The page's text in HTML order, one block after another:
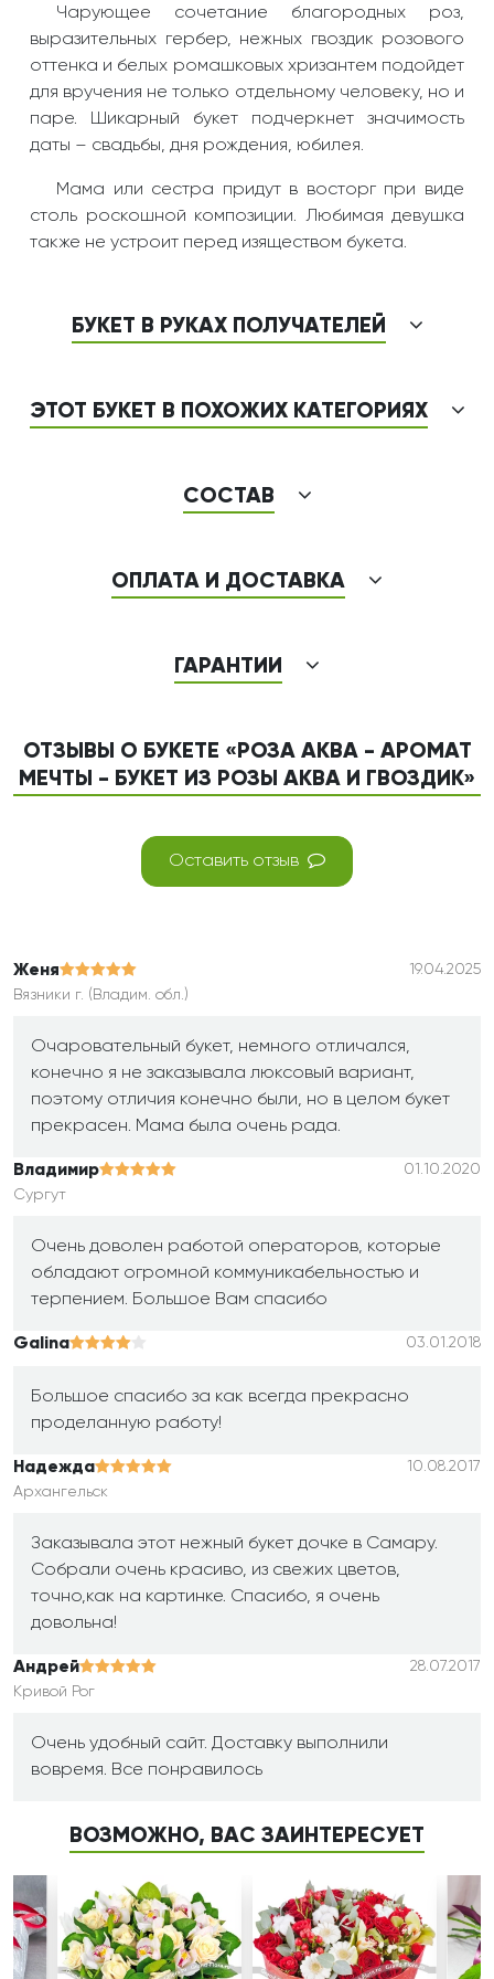
Чарующее сочетание благородных роз,
выразительных гербер, нежных гвоздик розового
оттенка и белых ромашковых хризантем подойдет
для вручения не только отдельному человеку, но и
паре. Шикарный букет подчеркнет значимость
даты – свадьбы, дня рождения, юбилея.
Мама или сестра придут в восторг при виде
столь роскошной композиции. Любимая девушка
также не устроит перед изяществом букета.
БУКЕТ В РУКАХ ПОЛУЧАТЕЛЕЙ
ЭТОТ БУКЕТ В ПОХОЖИХ КАТЕГОРИЯХ
СОСТАВ
ОПЛАТА И ДОСТАВКА
ГАРАНТИИ
ОТЗЫВЫ О БУКЕТЕ «РОЗА АКВА - АРОМАТ
МЕЧТЫ - БУКЕТ ИЗ РОЗЫ АКВА И ГВОЗДИК»
Оставить отзыв
Женя
19.04.2025
Вязники г. (Владим. обл.)
Очаровательный букет, немного отличался,
конечно я не заказывала люксовый вариант,
поэтому отличия конечно были, но в целом букет
прекрасен. Мама была очень рада.
Владимир
01.10.2020
Сургут
Очень доволен работой операторов, которые
обладают огромной коммуникабельностью и
терпением. Большое Вам спасибо
Galina 03.01.2018
Большое спасибо за как всегда прекрасно
проделанную работу!
Надежда
10.08.2017
Архангельск
Заказывала этот нежный букет дочке в Самару.
Собрали очень красиво, из свежих цветов,
точно,как на картинке. Спасибо, я очень
довольна!
Андрей
28.07.2017
Кривой Рог
Очень удобный сайт. Доставку выполнили
вовремя. Все понравилось
ВОЗМОЖНО, ВАС ЗАИНТЕРЕСУЕТ